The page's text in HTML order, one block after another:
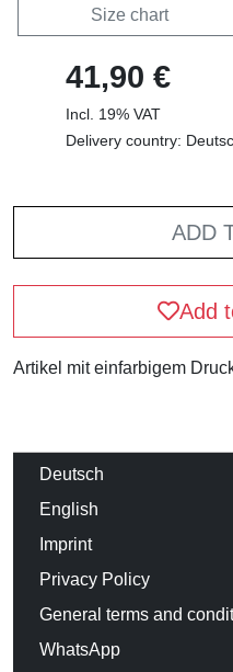
Size chart
41,90 €
Incl. 19% VAT
Delivery country:
ADD
Add
Artikel mit einfarbigem
Deutsch
English
Imprint
Privacy Policy
General terms and
WhatsApp